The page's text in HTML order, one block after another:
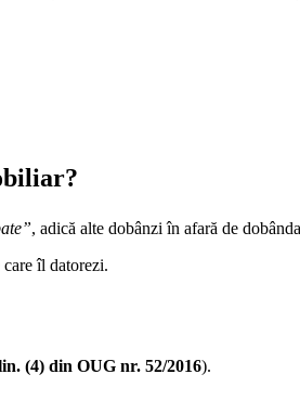
, adică alte dobânzi în afară de
îl datorezi.
(4) din OUG nr. 52/2016).